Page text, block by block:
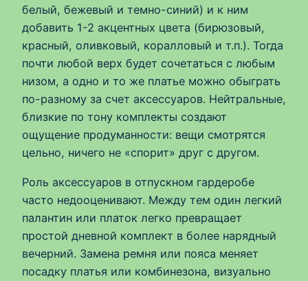
белый, бежевый и темно-синий) и к ним
добавить 1-2 акцентных цвета (бирюзовый,
красный, оливковый, коралловый и т.п.). Тогда
почти любой верх будет сочетаться с любым
низом, а одно и то же платье можно обыграть
по-разному за счет аксессуаров. Нейтральные,
близкие по тону комплекты создают
ощущение продуманности: вещи смотрятся
цельно, ничего не «спорит» друг с другом.
Роль аксессуаров в отпускном гардеробе
часто недооценивают. Между тем один легкий
палантин или платок легко превращает
простой дневной комплект в более нарядный
вечерний. Замена ремня или пояса меняет
посадку платья или комбинезона, визуально